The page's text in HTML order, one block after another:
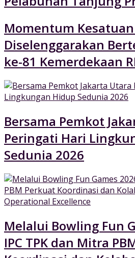
Momentum
Diselenggarakan
ke-81 Kemerdekaan
Bersama Pemkot
Peringati Hari
Sedunia 2026
Melalui Bowling Fun
IPC TPK dan Mitra